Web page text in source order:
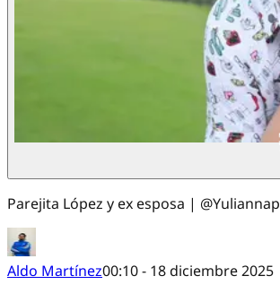
Parejita López y ex esposa | @Yuliannap
Aldo Martínez00:10 - 18 diciembre 2025